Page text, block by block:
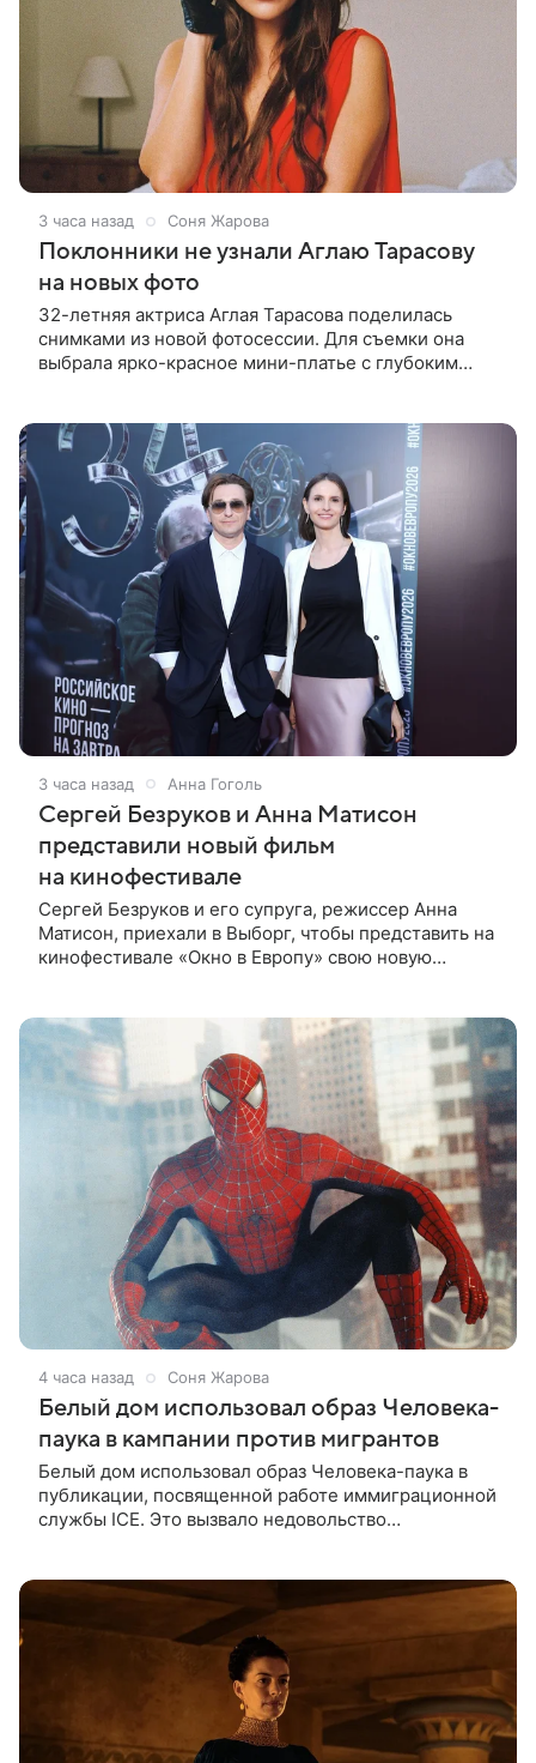
3 часа назад Соня Жарова
Поклонники не узнали Аглаю Тарасову
на новых фото
32-летняя актриса Аглая Тарасова поделилась
снимками из новой фотосессии. Для съемки она
выбрала ярко-красное мини-платье с глубоким
3 часа назад Анна Гоголь
Сергей Безруков и Анна Матисон
представили новый фильм
на кинофестивале
Сергей Безруков и его супруга, режиссер Анна
Матисон, приехали в Выборг, чтобы представить на
кинофестивале «Окно в Европу» свою новую
4 часа назад Соня Жарова
Белый дом использовал образ Человека-
паука в кампании против мигрантов
Белый дом использовал образ Человека-паука в
публикации, посвященной работе иммиграционной
службы ICE. Это вызвало недовольство